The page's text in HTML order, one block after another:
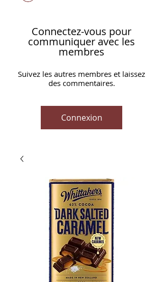
Connectez-vous pour
communiquer avec les
membres
Suivez les autres membres et laissez
des commentaires.
Connexion